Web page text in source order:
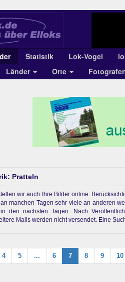
Statistik Lok-Vogel
Länder Orte
Pratteln
wir auch Ihre Bilder online.
manchen Tagen sehr viele an anderen
den nächsten Tagen. Nach
Mails werden nicht versendet. Eine
4 5 ... 6 7 8 9 10